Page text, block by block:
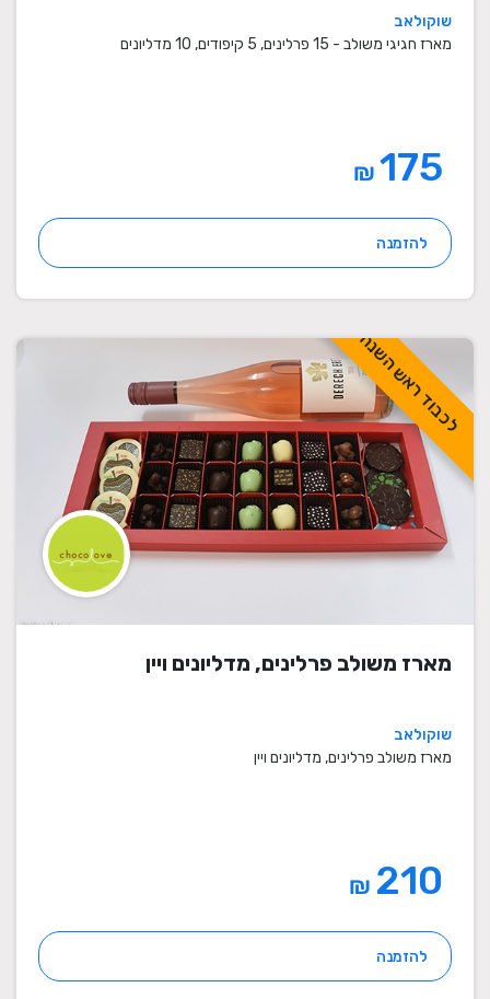
שוקולאב
מארז חגיגי משולב - 15 פרלינים, 5 קיפודים, 10 מדליונים
₪
להזמנה
לכבוד ראש השנה
מארז משולב פרלינים, מדליונים ויין
שוקולאב
מארז משולב פרלינים, מדליונים ויין
₪
להזמנה